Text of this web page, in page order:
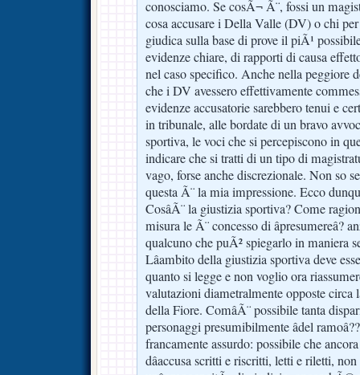
conosciamo. Se cosÃ¬ Ã¨, fossi un
cosa accusare i Della Valle (DV) o chi
giudica sulla base di prove il piÃ¹
evidenze chiare, di rapporti di causa
nel caso specifico. Anche nella peggiore
che i DV avessero effettivamente
evidenze accusatorie sarebbero tenui e
in tribunale, alle bordate di un bravo
sportiva, le voci che si percepiscono in
indicare che si tratti di un tipo di
vago, forse anche discrezionale. Non so
questa Ã¨ la mia impressione. Ecco
CosâÃ¨ la giustizia sportiva? Come
misura le Ã¨ concesso di âpresumereâ?
qualcuno che puÃ² spiegarlo in maniera
Lâambito della giustizia sportiva deve
quanto si legge e non voglio ora
valutazioni diametralmente opposte
della Fiore. ComâÃ¨ possibile tanta
personaggi presumibilmente âdel
francamente assurdo: possibile che
dâaccusa scritti e riscritti, letti e riletti,